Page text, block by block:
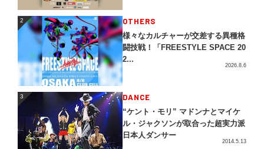
2 OTHERS
様々なカルチャーが交差する異種格
闘技戦！「FREESTYLE SPACE 20
2...
2026.8.6
3 DANCE
“ケント・モリ” マドンナとマイケ
ル・ジャクソンが取合った超実力派
日本人ダンサー
2014.5.13